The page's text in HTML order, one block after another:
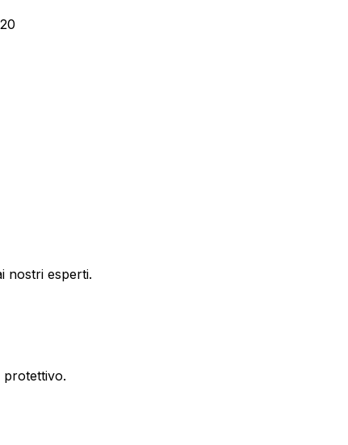
nostri esperti.
protettivo.